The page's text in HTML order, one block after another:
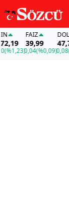
FAİZ
39,99
0,04(%0,09)
DOLAR
47,71
0,08